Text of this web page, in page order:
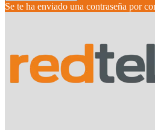
Se te ha enviado una contraseña por